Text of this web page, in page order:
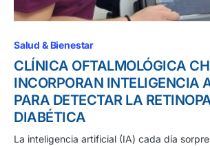
Salud & Bienestar
CLÍNICA OFTALMOLÓGICA
INCORPORAN INTELIGENCIA
PARA DETECTAR LA
DIABÉTICA
La inteligencia artificial (IA) cada día